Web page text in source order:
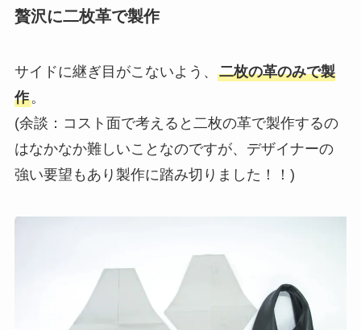
贅沢に二枚革で製作
サイドに継ぎ目がこないよう、 二枚の革のみで製
作。
(余談：コスト面で考えると二枚の革で製作するの
はなかなか難しいことなのですが、デザイナーの
強い要望もあり製作に踏み切りました！！)